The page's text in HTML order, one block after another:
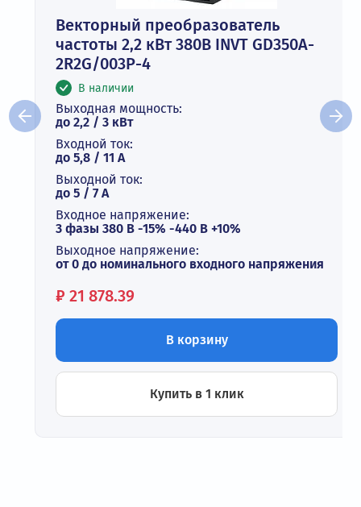
Векторный преобразователь
частоты 2,2 кВт 380В INVT GD350A-
2R2G/003P-4
В наличии
Выходная мощность:
до 2,2 / 3 кВт
Входной ток:
до 5,8 / 11 А
Выходной ток:
до 5 / 7 A
Входное напряжение:
3 фазы 380 В -15% -440 В +10%
Выходное напряжение:
от 0 до номинального входного напряжения
Цена:
₽ 21 878.39
В корзину
Купить в 1 клик